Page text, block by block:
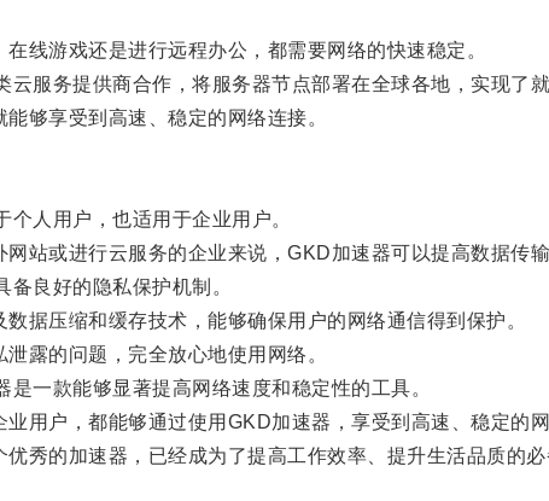
游戏还是进行远程办公，都需要网络的快速稳定。
务提供商合作，将服务器节点部署在全球各地，实现了就
享受到高速、稳定的网络连接。
人用户，也适用于企业用户。
或进行云服务的企业来说，GKD加速器可以提高数据传输
良好的隐私保护机制。
压缩和缓存技术，能够确保用户的网络通信得到保护。
的问题，完全放心地使用网络。
一款能够显著提高网络速度和稳定性的工具。
户，都能够通过使用GKD加速器，享受到高速、稳定的网
的加速器，已经成为了提高工作效率、提升生活品质的必